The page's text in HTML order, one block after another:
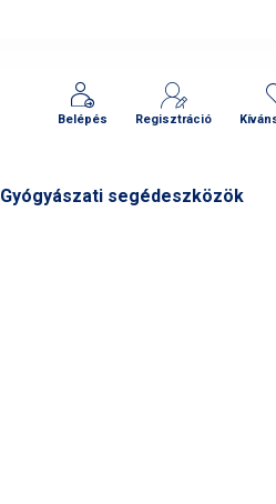
Belépés Regisztráció
Gyógyászati segédeszközök